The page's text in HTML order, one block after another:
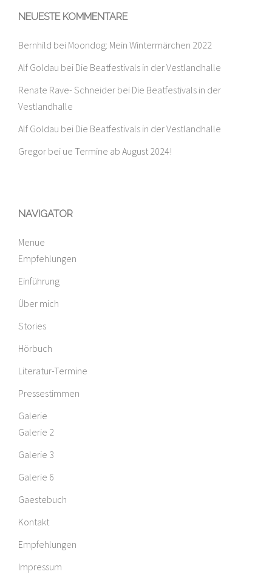
NEUESTE KOMMENTARE
Bernhild bei Moondog: Mein Wintermärchen 2022
Alf Goldau bei Die Beatfestivals in der Vestlandhalle
Renate Rave- Schneider bei Die Beatfestivals in der
Vestlandhalle
Alf Goldau bei Die Beatfestivals in der Vestlandhalle
Gregor bei ue Termine ab August 2024!
NAVIGATOR
Menue
Empfehlungen
Einführung
Über mich
Stories
Hörbuch
Literatur-Termine
Pressestimmen
Galerie
Galerie 2
Galerie 3
Galerie 6
Gaestebuch
Kontakt
Empfehlungen
Impressum